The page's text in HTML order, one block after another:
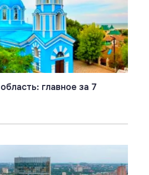
главное за 7